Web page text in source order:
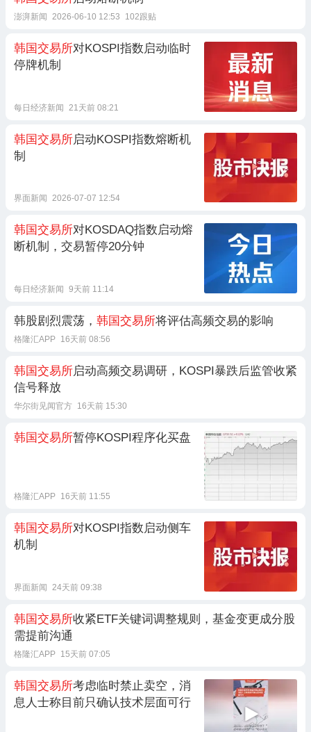
澎湃新闻 2026-06-10 12:53 102跟贴
韩国交易所对KOSPI指数启动临时
停牌机制
每日经济新闻 21天前 08:21
韩国交易所启动KOSPI指数熔断机
制
界面新闻 2026-07-07 12:54
韩国交易所对KOSDAQ指数启动熔
断机制，交易暂停20分钟
每日经济新闻 9天前 11:14
韩股剧烈震荡， 韩国交易所将评估高频交易的影响
格隆汇APP 16天前 08:56
韩国交易所启动高频交易调研，KOSPI暴跌后监管收紧
信号释放
华尔街见闻官方 16天前 15:30
韩国交易所暂停KOSPI程序化买盘
格隆汇APP 16天前 11:55
韩国交易所对KOSPI指数启动侧车
机制
界面新闻 24天前 09:38
韩国交易所收紧ETF关键词调整规则，基金变更成分股
需提前沟通
格隆汇APP 15天前 07:05
韩国交易所考虑临时禁止卖空，消
息人士称目前只确认技术层面可行